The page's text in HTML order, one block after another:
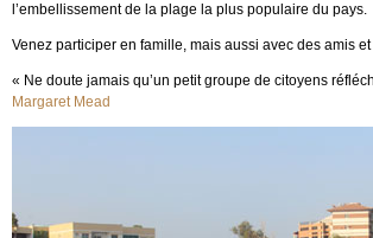
l’embellissement de la plage la plus populaire du pays.
Venez participer en famille, mais aussi avec des amis
« Ne doute jamais qu’un petit groupe de citoyens
Margaret Mead